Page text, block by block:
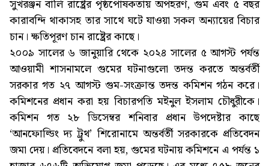
সুখরঞ্জন বালি রাষ্ট্রের পৃষ্ঠপোষকতায় অপহরণ, গুম এবং ৫ বছর
কারাবন্দি থাকাসহ তার সাথে ঘটে যাওয়া সকল অন্যায়ের বিচার
চান। ক্ষতিপূরণ চান রাষ্ট্রের কাছে।
২০০৯ সালের ৬ জানুয়ারি থেকে ২০২৪ সালের ৫ আগস্ট পর্যন্ত
আওয়ামী শাসনামলে গুমের ঘটনাগুলো তদন্ত করতে অন্তর্বর্তী
সরকার গত ২৭ আগস্ট গুম-সংক্রান্ত তদন্ত কমিশন গঠন করে।
কমিশনের প্রধান করা হয় বিচারপতি মইনুল ইসলাম চৌধুরীকে।
কমিশন গত ২৮ ডিসেম্বর শনিবার প্রধান উপদেষ্টার কাছে
‘আনফোল্ডিং দ্য ট্রুথ’ শিরোনামে অন্তর্বর্তী সরকারকে প্রতিবেদন
জমা দেয়। প্রতিবেদনে বলা হয়, গুমের ঘটনায় কমিশনে এ পর্যন্ত ১